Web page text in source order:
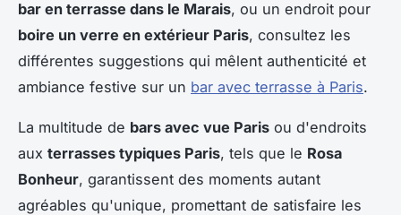
bar en terrasse dans le Marais, ou un endroit pour
boire un verre en extérieur Paris, consultez les
différentes suggestions qui mêlent authenticité et
ambiance festive sur un bar avec terrasse à Paris.
La multitude de bars avec vue Paris ou d'endroits
aux terrasses typiques Paris, tels que le Rosa
Bonheur, garantissent des moments autant
agréables qu'unique, promettant de satisfaire les